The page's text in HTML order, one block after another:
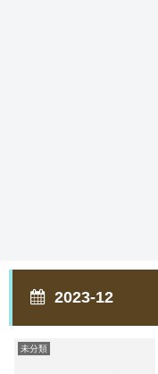
2023-12
未分類